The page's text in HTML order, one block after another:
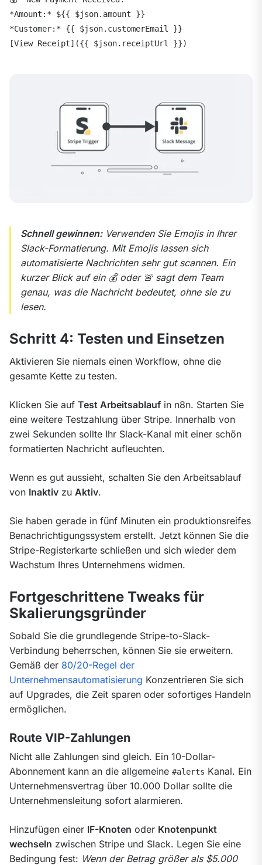
*Amount:* ${{ $json.amount }}
*Customer:* {{ $json.customerEmail }}
[View Receipt]({{ $json.receiptUrl }})
Schnell gewinnen: Verwenden Sie Emojis in Ihrer
Slack-Formatierung. Mit Emojis lassen sich
automatisierte Nachrichten sehr gut scannen. Ein
kurzer Blick auf ein 💰 oder 🚨 sagt dem Team
genau, was die Nachricht bedeutet, ohne sie zu
lesen.
Schritt 4: Testen und Einsetzen
Aktivieren Sie niemals einen Workflow, ohne die
gesamte Kette zu testen.
Klicken Sie auf Test Arbeitsablauf in n8n. Starten Sie
eine weitere Testzahlung über Stripe. Innerhalb von
zwei Sekunden sollte Ihr Slack-Kanal mit einer schön
formatierten Nachricht aufleuchten.
Wenn es gut aussieht, schalten Sie den Arbeitsablauf
von Inaktiv zu Aktiv.
Sie haben gerade in fünf Minuten ein produktionsreifes
Benachrichtigungssystem erstellt. Jetzt können Sie die
Stripe-Registerkarte schließen und sich wieder dem
Wachstum Ihres Unternehmens widmen.
Fortgeschrittene Tweaks für
Skalierungsgründer
Sobald Sie die grundlegende Stripe-to-Slack-
Verbindung beherrschen, können Sie sie erweitern.
Gemäß der 80/20-Regel der
Unternehmensautomatisierung Konzentrieren Sie sich
auf Upgrades, die Zeit sparen oder sofortiges Handeln
ermöglichen.
Route VIP-Zahlungen
Nicht alle Zahlungen sind gleich. Ein 10-Dollar-
Abonnement kann an die allgemeine #alerts Kanal. Ein
Unternehmensvertrag über 10.000 Dollar sollte die
Unternehmensleitung sofort alarmieren.
Hinzufügen einer IF-Knoten oder Knotenpunkt
wechseln zwischen Stripe und Slack. Legen Sie eine
Bedingung fest: Wenn der Betrag größer als $5.000